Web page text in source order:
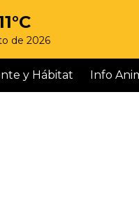
de 2026
y Hábitat Info